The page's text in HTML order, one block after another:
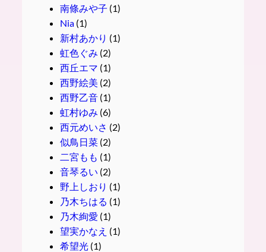
南條みや子 (1)
Nia(1)
新村あかり (1)
虹色ぐみ (2)
西丘エマ (1)
西野絵美 (2)
西野乙音(1)
虹村ゆみ (6)
西元めいさ (2)
似鳥日菜(2)
二宮もも (1)
音琴るい (2)
野上しおり (1)
乃木ちはる (1)
乃木絢愛 (1)
望実かなえ (1)
希望光(1)